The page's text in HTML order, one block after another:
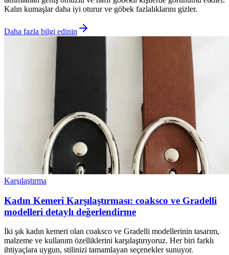
Kalın kumaşlar daha iyi oturur ve göbek fazlalıklarını gizler.
Daha fazla bilgi edinin
Karşılaştırma
Kadın Kemeri Karşılaştırması: coaksco ve Gradelli
modelleri detaylı değerlendirme
İki şık kadın kemeri olan coaksco ve Gradelli modellerinin tasarım,
malzeme ve kullanım özelliklerini karşılaştırıyoruz. Her biri farklı
ihtiyaçlara uygun, stilinizi tamamlayan seçenekler sunuyor.